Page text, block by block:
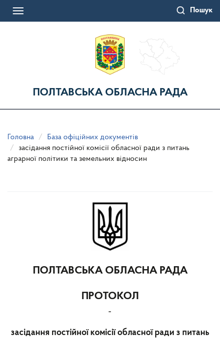
Пошук
Toggle
ПОЛТАВСЬКА ОБЛАСНА РАДА
Головна
База офіційних документів
засідання постійної комісії обласної ради з питань
аграрної політики та земельних відносин
ПОЛТАВСЬКА ОБЛАСНА РАДА
ПРОТОКОЛ
-
засідання постійної комісії обласної ради з питань